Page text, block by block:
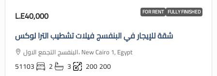
FOR RENT FULLY FINISHED
L.E40,000
شقة للإيجار في البنفسج فيلات تشطيب الترا لوكس
البنفسج التجمع الاول، New Cairo 1, Egypt
51103 2 3 200200